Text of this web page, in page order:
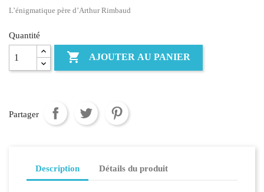
L’énigmatique père d’Arthur Rimbaud
Quantité
 AJOUTER AU PANIER
Partager
Description Détails du produit